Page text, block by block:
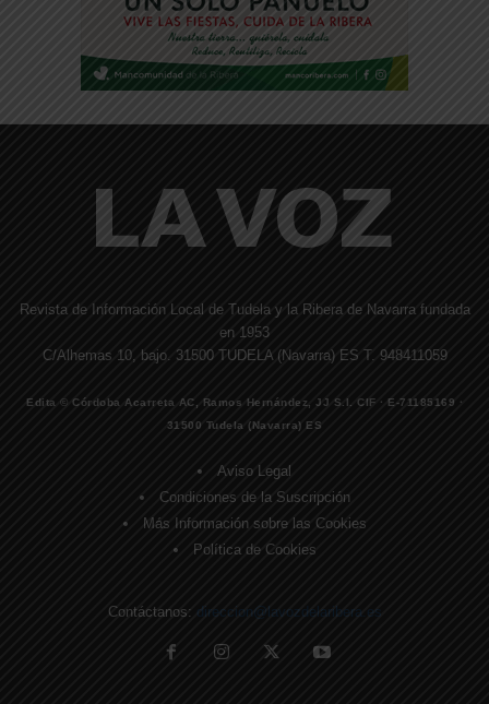
Revista de Información Local de Tudela y la Ribera de Navarra fundada
en 1953
C/Alhemas 10, bajo. 31500 TUDELA (Navarra) ES T. 948411059
Edita © Córdoba Acarreta AC, Ramos Hernández, JJ S.I. CIF · E-71185169 ·
31500 Tudela (Navarra) ES
Aviso Legal
Condiciones de la Suscripción
Más Información sobre las Cookies
Política de Cookies
Contáctanos: direccion@lavozdelaribera.es